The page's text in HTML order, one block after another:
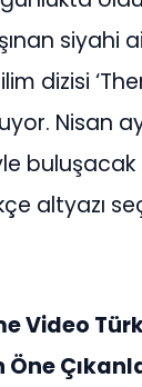
siyahi
dizisi
Nisan
altyazı
Video